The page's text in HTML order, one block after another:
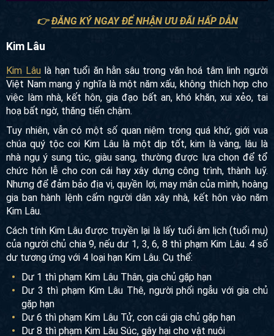
👉ĐĂNG KÝ NGAY ĐỂ NHẬN ƯU ĐÃI HẤP DẪN
Kim Lâu
Kim Lâu là hạn tuổi ăn hằn sâu trong văn hoá tâm linh
người Việt Nam mang ý nghĩa là một năm xấu, không thích
hợp cho việc làm nhà, kết hôn, gia đạo bất an, khó khăn, xui
xẻo, tai hoạ bất ngờ, thăng tiến chậm.
Tuy nhiên, vẫn có một số quan niệm trong quá khứ, giới vua
chúa quý tộc coi Kim Lâu là một dịp tốt, kim là vàng, lâu là
nhà ngụ ý sung túc, giàu sang, thường được lựa chọn để tổ
chức hôn lễ cho con cái hay xây dựng công trình, thành luỹ.
Nhưng để đảm bảo địa vị, quyền lợi, may mắn của mình,
hoàng gia ban hành lệnh cấm người dân xây nhà, kết hôn
vào năm Kim Lâu.
Cách tính Kim Lâu được truyền lại là lấy tuổi âm lịch (tuổi
mụ) của người chủ chia 9, nếu dư 1, 3, 6, 8 thì phạm Kim
Lâu. 4 số dư tương ứng với 4 loại hạn Kim Lâu. Cụ thể:
Dư 1 thì phạm Kim Lâu Thân, gia chủ gặp hạn
Dư 3 thì phạm Kim Lâu Thê, người phối ngẫu với gia
chủ gặp hạn